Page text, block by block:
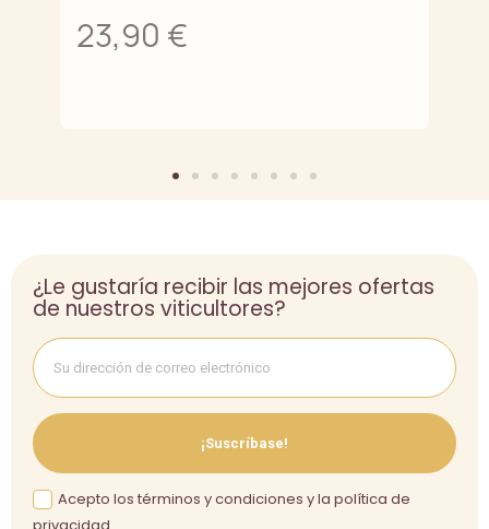
23,90 €
¿Le gustaría recibir las mejores ofertas
de nuestros viticultores?
¡Suscríbase!
Acepto los términos y condiciones y la política de
privacidad